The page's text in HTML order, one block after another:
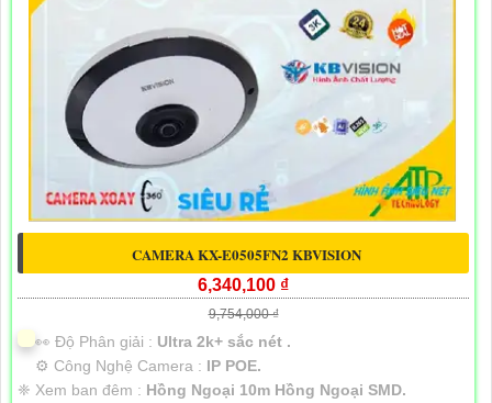
CAMERA KX-E0505FN2 KBVISION
6,340,100 ₫
9,754,000 ₫
️👀 Độ Phân giải : Ultra 2k+ sắc nét .
⚙ Công Nghệ Camera : IP POE.
❈ Xem ban đêm : Hồng Ngoại 10m Hồng Ngoại SMD.